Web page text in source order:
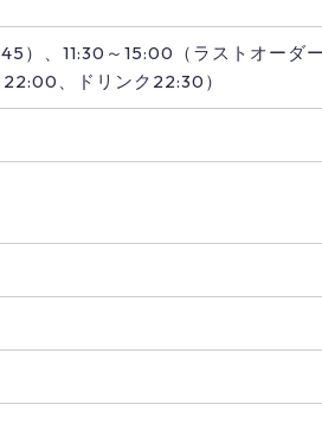
）、11:30～15:00（ラストオーダ
、ドリンク22:30）